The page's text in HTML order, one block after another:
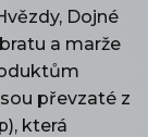
Dojné
a marže
převzaté z
která